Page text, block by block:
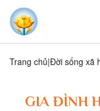
Trang chủ Đời sống xã
GIA ĐÌNH